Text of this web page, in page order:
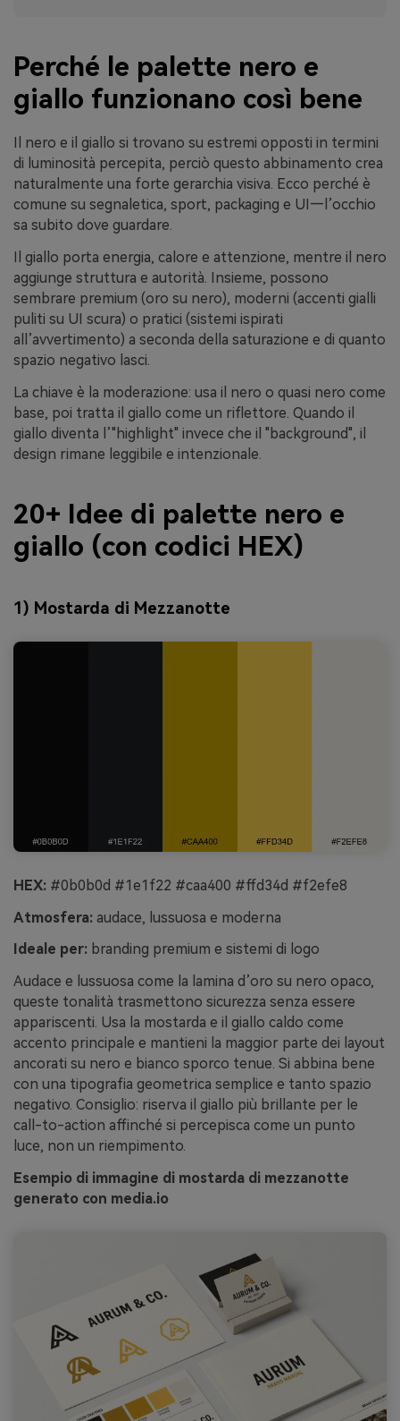
Perché le palette nero e
giallo funzionano così bene
Il nero e il giallo si trovano su estremi opposti in termini
di luminosità percepita, perciò questo abbinamento crea
naturalmente una forte gerarchia visiva. Ecco perché è
comune su segnaletica, sport, packaging e UI—l’occhio
sa subito dove guardare.
Il giallo porta energia, calore e attenzione, mentre il nero
aggiunge struttura e autorità. Insieme, possono
sembrare premium (oro su nero), moderni (accenti gialli
puliti su UI scura) o pratici (sistemi ispirati
all’avvertimento) a seconda della saturazione e di quanto
spazio negativo lasci.
La chiave è la moderazione: usa il nero o quasi nero come
base, poi tratta il giallo come un riflettore. Quando il
giallo diventa l’"highlight" invece che il "background", il
design rimane leggibile e intenzionale.
20+ Idee di palette nero e
giallo (con codici HEX)
1) Mostarda di Mezzanotte
HEX: #0b0b0d #1e1f22 #caa400 #ffd34d #f2efe8
Atmosfera: audace, lussuosa e moderna
Ideale per: branding premium e sistemi di logo
Audace e lussuosa come la lamina d’oro su nero opaco,
queste tonalità trasmettono sicurezza senza essere
appariscenti. Usa la mostarda e il giallo caldo come
accento principale e mantieni la maggior parte dei layout
ancorati su nero e bianco sporco tenue. Si abbina bene
con una tipografia geometrica semplice e tanto spazio
negativo. Consiglio: riserva il giallo più brillante per le
call-to-action affinché si percepisca come un punto
luce, non un riempimento.
Esempio di immagine di mostarda di mezzanotte
generato con media.io